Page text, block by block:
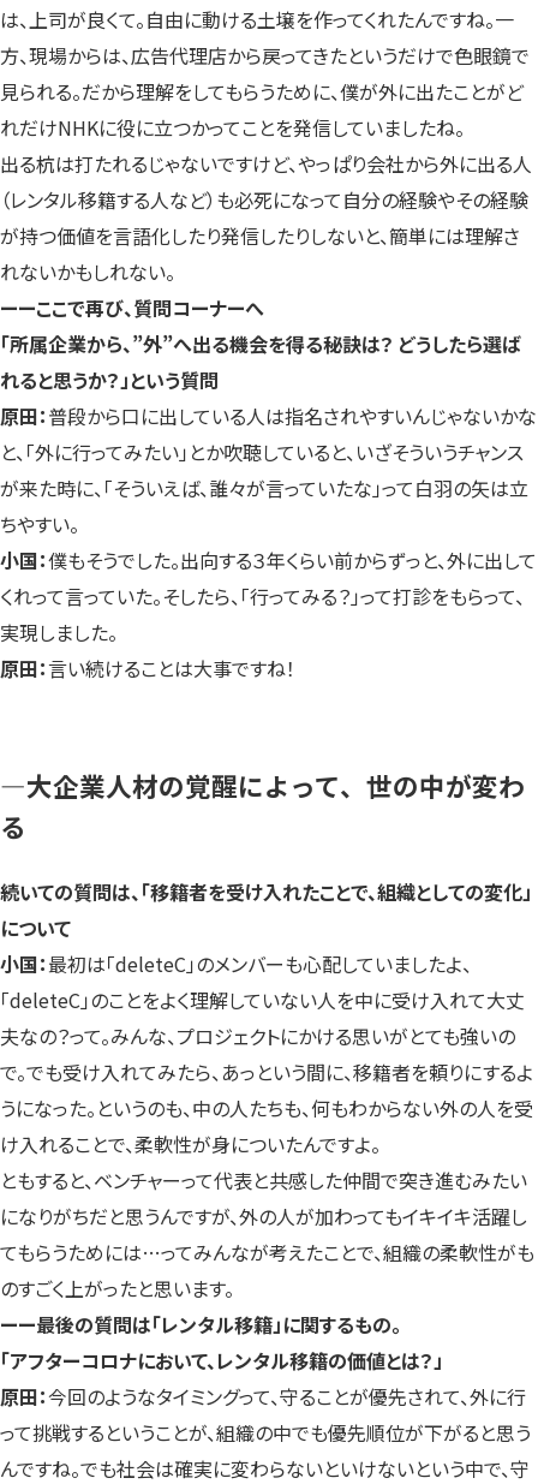
は、上司が良くて。自由に動ける土壌を作ってくれたんですね。一
方、現場からは、広告代理店から戻ってきたというだけで色眼鏡で
見られる。だから理解をしてもらうために、僕が外に出たことがど
れだけNHKに役に立つかってことを発信していましたね。
出る杭は打たれるじゃないですけど、やっぱり会社から外に出る人
（レンタル移籍する人など）も必死になって自分の経験やその経験
が持つ価値を言語化したり発信したりしないと、簡単には理解さ
れないかもしれない。
ーーここで再び、質問コーナーへ
「所属企業から、”外”へ出る機会を得る秘訣は？ どうしたら選ば
れると思うか？」という質問
原田：普段から口に出している人は指名されやすいんじゃないかな
と、「外に行ってみたい」とか吹聴していると、いざそういうチャンス
が来た時に、「そういえば、誰々が言っていたな」って白羽の矢は立
ちやすい。
小国：僕もそうでした。出向する３年くらい前からずっと、外に出して
くれって言っていた。そしたら、「行ってみる？」って打診をもらって、
実現しました。
原田：言い続けることは大事ですね！
—大企業人材の覚醒によって、世の中が変わ
る
続いての質問は、「移籍者を受け入れたことで、組織としての変化」
について
小国：最初は「deleteC」のメンバーも心配していましたよ、
「deleteC」のことをよく理解していない人を中に受け入れて大丈
夫なの？って。みんな、プロジェクトにかける思いがとても強いの
で。でも受け入れてみたら、あっという間に、移籍者を頼りにするよ
うになった。というのも、中の人たちも、何もわからない外の人を受
け入れることで、柔軟性が身についたんですよ。
ともすると、ベンチャーって代表と共感した仲間で突き進むみたい
になりがちだと思うんですが、外の人が加わってもイキイキ活躍し
てもらうためには…ってみんなが考えたことで、組織の柔軟性がも
のすごく上がったと思います。
ーー最後の質問は「レンタル移籍」に関するもの。
「アフターコロナにおいて、レンタル移籍の価値とは？」
原田：今回のようなタイミングって、守ることが優先されて、外に行
って挑戦するということが、組織の中でも優先順位が下がると思う
んですね。でも社会は確実に変わらないといけないという中で、守